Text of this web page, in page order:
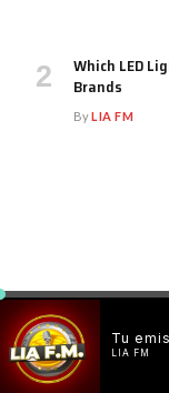
Which LED
Brands
ByLIA FM
Tu
LIA FM